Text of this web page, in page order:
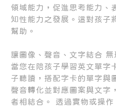
領域能力，促進思考能力、
知性能力之發展。這對孩子
幫助。
讓圖像、聲音、文字結合 無
當您在陪孩子學習英文單字
子聽讀，搭配字卡的單字與
聲音轉化並對應圖案與文字
者相結合。 透過實物或操